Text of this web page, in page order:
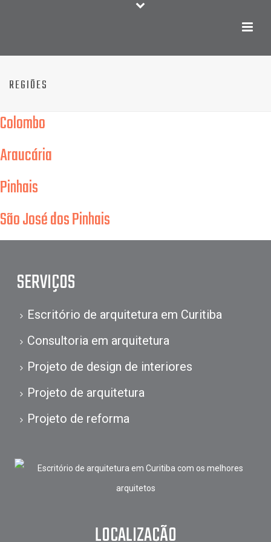
REGIÕES
Colombo
Araucária
Pinhais
São José dos Pinhais
SERVIÇOS
Escritório de arquitetura em Curitiba
Consultoria em arquitetura
Projeto de design de interiores
Projeto de arquitetura
Projeto de reforma
LOCALIZAÇÃO